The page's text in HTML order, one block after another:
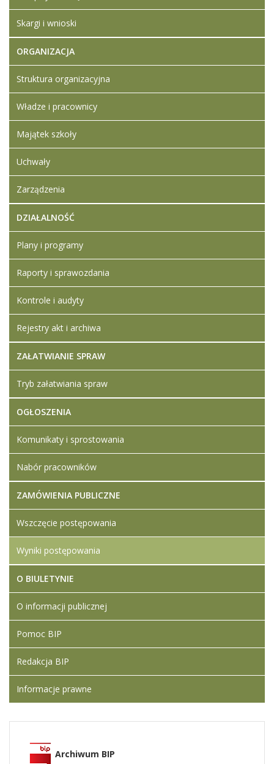
Skargi i wnioski
ORGANIZACJA
Struktura organizacyjna
Władze i pracownicy
Majątek szkoły
Uchwały
Zarządzenia
DZIAŁALNOŚĆ
Plany i programy
Raporty i sprawozdania
Kontrole i audyty
Rejestry akt i archiwa
ZAŁATWIANIE SPRAW
Tryb załatwiania spraw
OGŁOSZENIA
Komunikaty i sprostowania
Nabór pracowników
ZAMÓWIENIA PUBLICZNE
Wszczęcie postępowania
Wyniki postępowania
O BIULETYNIE
O informacji publicznej
Pomoc BIP
Redakcja BIP
Informacje prawne
Archiwum BIP